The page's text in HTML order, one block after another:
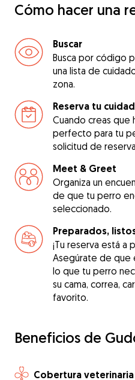
Cómo hacer una
Buscar
Busca por código
una lista de
zona.
Reserva tu
Cuando creas que
perfecto para tu
solicitud de
Meet & Greet
Organiza un
de que tu perro
seleccionado.
Preparados,
¡Tu reserva está a
Asegúrate de que
lo que tu perro
su cama, correa,
favorito.
Beneficios de
Cobertura veterinaria